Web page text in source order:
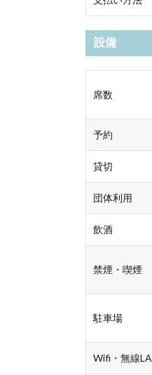
設備
席数
予約
貸切
団体利用
飲酒
禁煙・喫煙
駐車場
Wifi・無線